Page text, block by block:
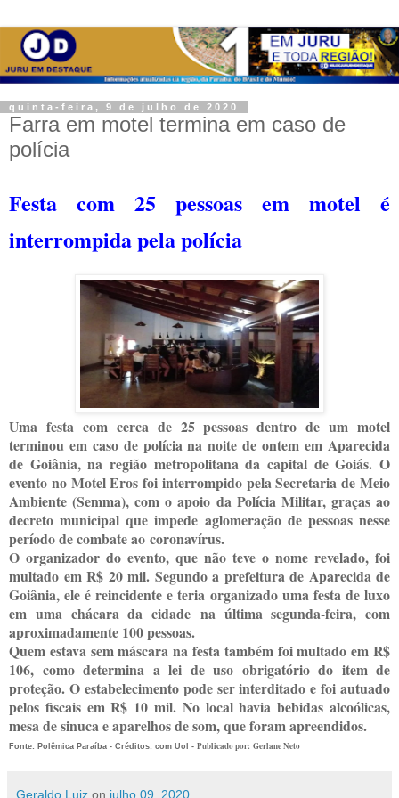
quinta-feira, 9 de julho de 2020
Farra em motel termina em caso de
polícia
Festa com 25 pessoas em motel é
interrompida pela polícia
Uma festa com cerca de 25 pessoas dentro de um motel
terminou em caso de polícia na noite de ontem em Aparecida
de Goiânia, na região metropolitana da capital de Goiás. O
evento no Motel Eros foi interrompido pela Secretaria de Meio
Ambiente (Semma), com o apoio da Polícia Militar, graças ao
decreto municipal que impede aglomeração de pessoas nesse
período de combate ao coronavírus.
O organizador do evento, que não teve o nome revelado, foi
multado em R$ 20 mil. Segundo a prefeitura de Aparecida de
Goiânia, ele é reincidente e teria organizado uma festa de luxo
em uma chácara da cidade na última segunda-feira, com
aproximadamente 100 pessoas.
Quem estava sem máscara na festa também foi multado em R$
106, como determina a lei de uso obrigatório do item de
proteção. O estabelecimento pode ser interditado e foi autuado
pelos fiscais em R$ 10 mil. No local havia bebidas alcoólicas,
mesa de sinuca e aparelhos de som, que foram apreendidos.
Fonte: Polêmica Paraíba - Créditos: com Uol - Publicado por: Gerlane Neto
Geraldo Luiz on julho 09, 2020